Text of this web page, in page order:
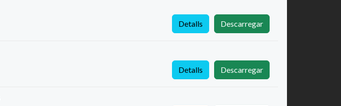
Descarregar
Detalls
Descarregar
Detalls